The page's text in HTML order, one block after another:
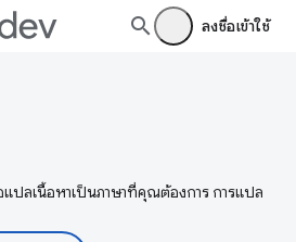
ลงชื่อเข้าใช้
แปลเนื้อหาเป็นภาษาที่คุณต้องการ การแปล